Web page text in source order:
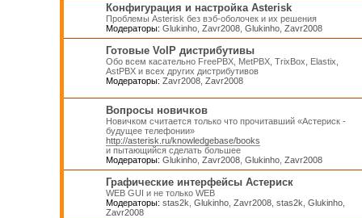
Конфигурация и настройка Asterisk
Проблемы Asterisk без вэб-оболочек и их решения
Модераторы: Glukinho, Zavr2008, Glukinho, Zavr2008
Готовые VoIP дистрибутивы
Обо всем касательно FreePBX, MetPBX, TrixBox, Elastix,
AstPBX и всех других дистрибутивов
Модераторы: Zavr2008, Zavr2008
Вопросы новичков
Новичком считается только что прочитавший «Астериск -
будущее телефонии»
http://asterisk.ru/knowledgebase/books
и пытающийся сделать большее
Модераторы: Glukinho, Zavr2008, Glukinho, Zavr2008
Графические интерфейсы Астериск
WEB GUI и не только WEB
Модераторы: stas2k Glukinho, Zavr2008, stas2k Glukinho,
Zavr2008